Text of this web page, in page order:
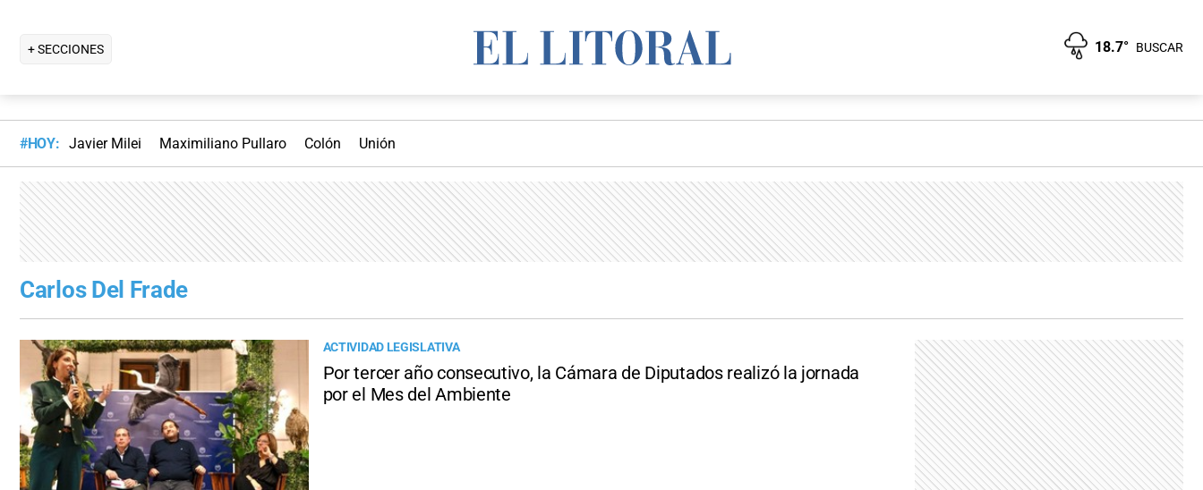
+ SECCIONES 18.7° BUSCAR
#HOY: Javier Milei Maximiliano Pullaro Colón Unión
Carlos Del Frade
ACTIVIDAD LEGISLATIVA
Por tercer año consecutivo, la Cámara de Diputados realizó la jornada
por el Mes del Ambiente